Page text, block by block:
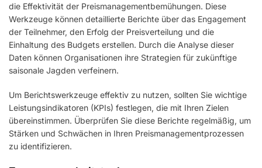
die Effektivität der Preismanagementbemühungen. Diese
Werkzeuge können detaillierte Berichte über das Engagement
der Teilnehmer, den Erfolg der Preisverteilung und die
Einhaltung des Budgets erstellen. Durch die Analyse dieser
Daten können Organisationen ihre Strategien für zukünftige
saisonale Jagden verfeinern.
Um Berichtswerkzeuge effektiv zu nutzen, sollten Sie wichtige
Leistungsindikatoren (KPIs) festlegen, die mit Ihren Zielen
übereinstimmen. Überprüfen Sie diese Berichte regelmäßig, um
Stärken und Schwächen in Ihren Preismanagementprozessen
zu identifizieren.